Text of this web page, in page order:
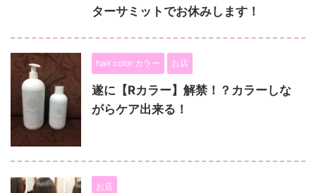
ターサミットでお休みします！
hair color カラー お店
遂に【Rカラー】解禁！？カラーしな
がらケア出来る！
お店